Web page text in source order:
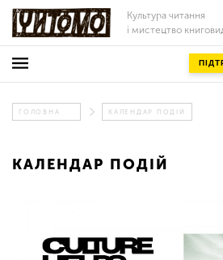
Культура читання
і мистецтво
ГОЛОВНА КАЛЕНДАР ПОДІЙ
КАЛЕНДАР ПОДІЙ